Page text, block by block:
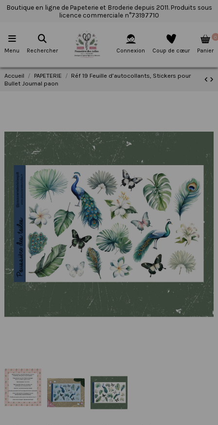
Boutique en ligne de Papeterie et Broderie depuis 2011. Produits sous
licence commerciale n°73197710
Menu Rechercher Connexion Coup de cœur
0
Panier
Accueil PAPETERIE
Réf 19 Feuille d’autocollants, Stickers pour
Bullet Journal paon